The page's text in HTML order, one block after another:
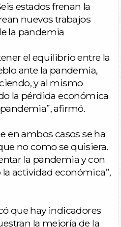
estados frenan la
nuevos trabajos
la pandemia
el equilibrio entre la
ante la pandemia,
y al mismo
la pérdida económica
afirmó.
en ambos casos se ha
no como se quisiera.
la pandemia y con
actividad económica”,
que hay indicadores
la mejoría de la